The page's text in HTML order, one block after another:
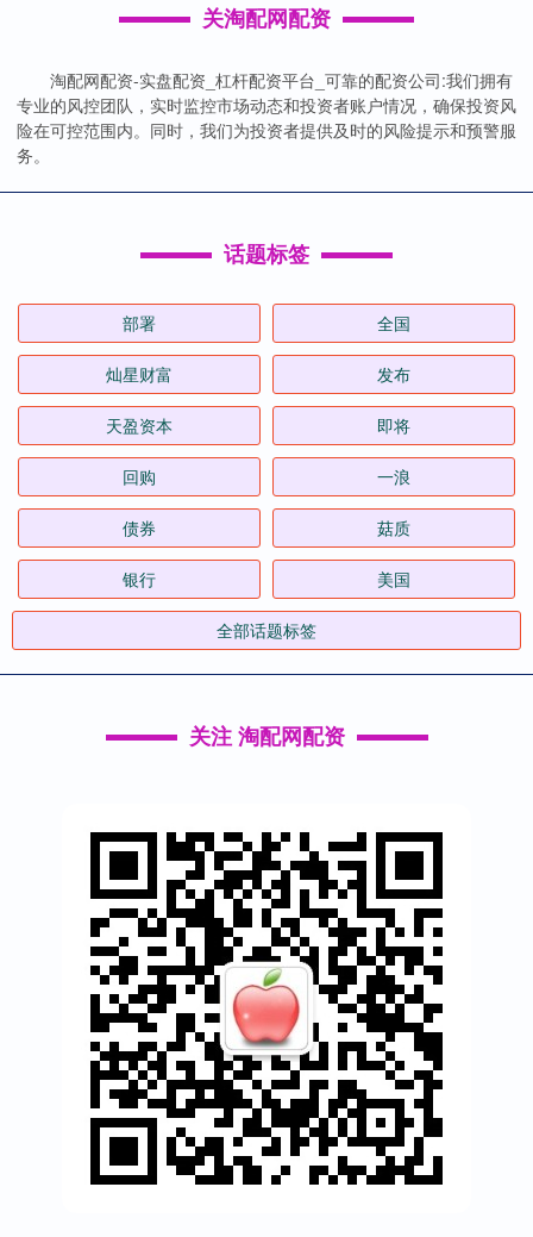
关淘配网配资
淘配网配资-实盘配资_杠杆配资平台_可靠的配资公司:我们拥有
专业的风控团队，实时监控市场动态和投资者账户情况，确保投资风
险在可控范围内。同时，我们为投资者提供及时的风险提示和预警服
务。
话题标签
部署 全国
灿星财富 发布
天盈资本 即将
回购 一浪
债券 菇质
银行 美国
全部话题标签
关注 淘配网配资